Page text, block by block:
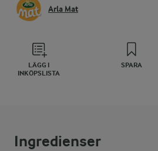
Arla Mat
LÄGG I
INKÖPSLISTA
SPARA
Ingredienser